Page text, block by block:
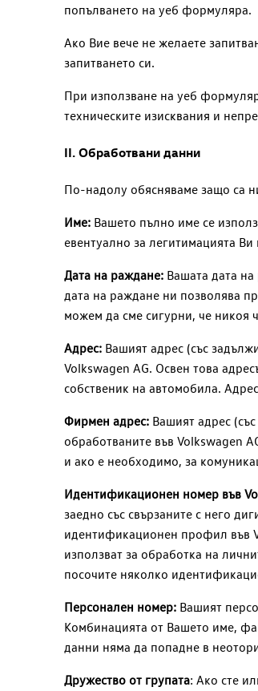
попълването на уеб формуляра.
Ако Вие вече не желаете
запитването си.
При използване на уеб
техническите изисквания и
II. Обработвани данни
По-надолу обясняваме защо са
Име: Вашето пълно име се
евентуално за легитимацията
Дата на раждане: Вашата дата
дата на раждане ни позволява
можем да сме сигурни, че никоя
Адрес: Вашият адрес (със
Volkswagen AG. Освен това
собственик на автомобила.
Фирмен адрес: Вашият адрес
обработваните във Volkswagen
и ако е необходимо, за
Идентификационен номер във
заедно със свързаните с него
идентификационен профил във
използват за обработка на
посочите няколко
Персонален номер: Вашият
Комбинацията от Вашето име,
данни няма да попадне в
Дружество от групата: Ако сте